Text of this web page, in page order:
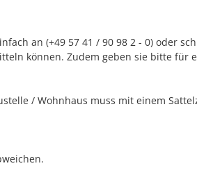
an (+49 57 41 / 90 98 2 - 0) oder
können. Zudem geben sie bitte für
/ Wohnhaus muss mit einem